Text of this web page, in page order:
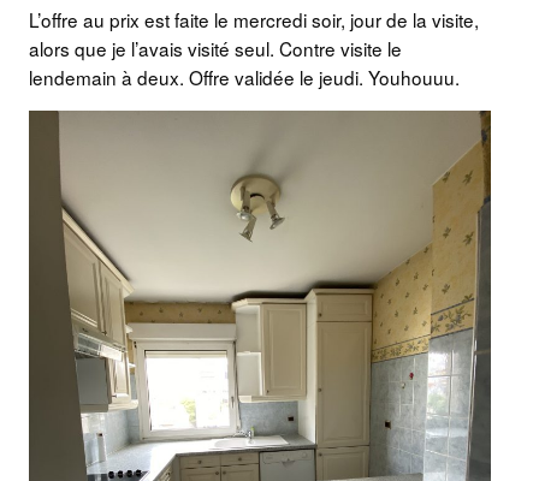
L’offre au prix est faite le mercredi soir, jour de la visite,
alors que je l’avais visité seul. Contre visite le
lendemain à deux. Offre validée le jeudi. Youhouuu.